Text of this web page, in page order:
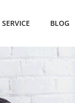
SERVICE BLOG